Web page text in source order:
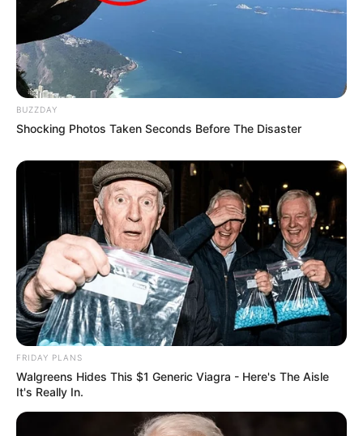
BUZZDAY
Shocking Photos Taken Seconds Before The Disaster
FRIDAY PLANS
Walgreens Hides This $1 Generic Viagra - Here's The Aisle
It's Really In.